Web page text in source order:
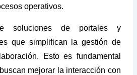
operativos.
soluciones de portales y
que simplifican la gestión de
Esto es fundamental
mejorar la interacción con